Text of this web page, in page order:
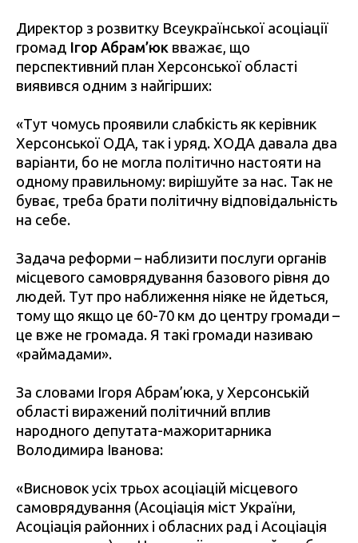
Директор з розвитку Всеукраїнської асоціації
громад Ігор Абрам’юк вважає, що
перспективний план Херсонської області
виявився одним з найгірших:
«Тут чомусь проявили слабкість як керівник
Херсонської ОДА, так і уряд. ХОДА давала два
варіанти, бо не могла політично настояти на
одному правильному: вирішуйте за нас. Так не
буває, треба брати політичну відповідальність
на себе.
Задача реформи – наблизити послуги органів
місцевого самоврядування базового рівня до
людей. Тут про наближення ніяке не йдеться,
тому що якщо це 60-70 км до центру громади –
це вже не громада. Я такі громади називаю
«раймадами».
За словами Ігоря Абрам’юка, у Херсонській
області виражений політичний вплив
народного депутата-мажоритарника
Володимира Іванова:
«Висновок усіх трьох асоціацій місцевого
самоврядування (Асоціація міст України,
Асоціація районних і обласних рад і Асоціація